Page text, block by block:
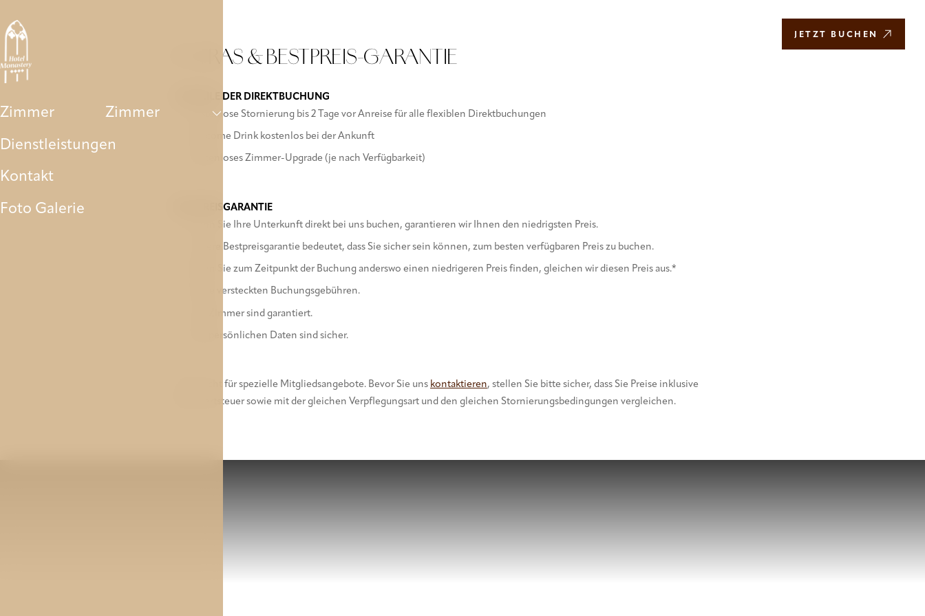
JETZT BUCHEN
Zimmer Zimmer
Dienstleistungen
Kontakt
Foto Galerie
EXTRAS & BESTPREIS-GARANTIE
VORTEILE DER DIREKTBUCHUNG
Kostenlose Stornierung bis 2 Tage vor Anreise für alle flexiblen Direktbuchungen
Welcome Drink kostenlos bei der Ankunft
Kostenloses Zimmer-Upgrade (je nach Verfügbarkeit)
BESTPREISGARANTIE
Wenn Sie Ihre Unterkunft direkt bei uns buchen, garantieren wir Ihnen den niedrigsten Preis.
Unsere Bestpreisgarantie bedeutet, dass Sie sicher sein können, zum besten verfügbaren Preis zu buchen.
Wenn Sie zum Zeitpunkt der Buchung anderswo einen niedrigeren Preis finden, gleichen wir diesen Preis aus.*
Keine versteckten Buchungsgebühren.
Ihre Zimmer sind garantiert.
Alle persönlichen Daten sind sicher.
* Gilt nicht für spezielle Mitgliedsangebote. Bevor Sie uns kontaktieren, stellen Sie bitte sicher, dass Sie Preise inklusive
Mehrwertsteuer sowie mit der gleichen Verpflegungsart und den gleichen Stornierungsbedingungen vergleichen.